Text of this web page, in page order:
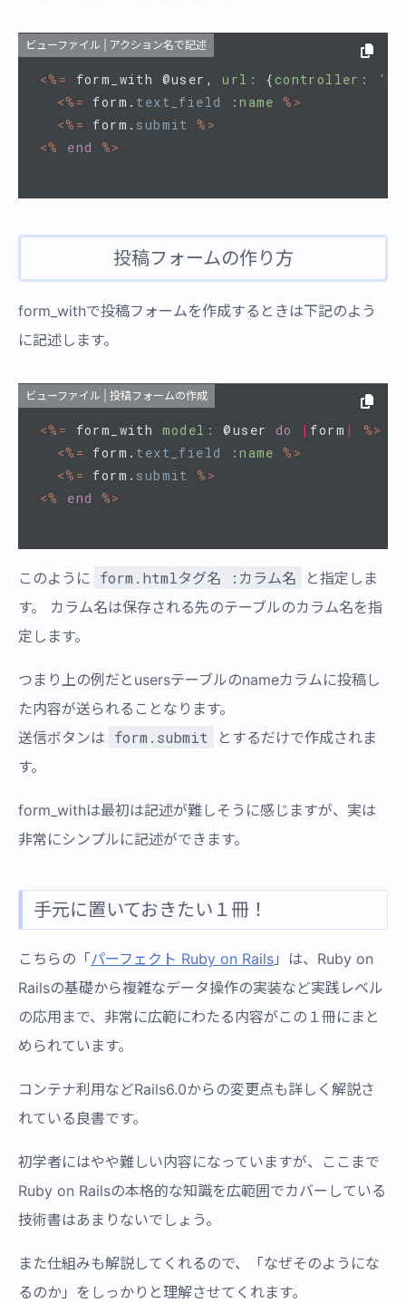
ビューファイル | アクション名で記述
<%= form_with @user , url: { controller:
<%=
form . text_field :name %>
<%=
form . submit
%>
<%
end %>
投稿フォームの作り方
form_withで投稿フォームを作成するときは下記のよう
に記述します。
ビューファイル | 投稿フォームの作成
<%= form_with model: @user do | form |
%>
<%=
form . text_field :name %>
<%=
form . submit
%>
<%
end %>
このように form.htmlタグ名 :カラム名
と指定しま
す。 カラム名は保存される先のテーブルのカラム名を指
定します。
つまり上の例だとusersテーブルのnameカラムに投稿し
た内容が送られることなります。
送信ボタンは form.submit
とするだけで作成されま
す。
form_withは最初は記述が難しそうに感じますが、実は
非常にシンプルに記述ができます。
手元に置いておきたい１冊！
こちらの「パーフェクト Ruby on Rails 」は、Ruby on
Railsの基礎から複雑なデータ操作の実装など実践レベル
の応用まで、非常に広範にわたる内容がこの１冊にまと
められています。
コンテナ利用などRails6.0からの変更点も詳しく解説さ
れている良書です。
初学者にはやや難しい内容になっていますが、ここまで
Ruby on Railsの本格的な知識を広範囲でカバーしている
技術書はあまりないでしょう。
また仕組みも解説してくれるので、「なぜそのようにな
るのか」をしっかりと理解させてくれます。